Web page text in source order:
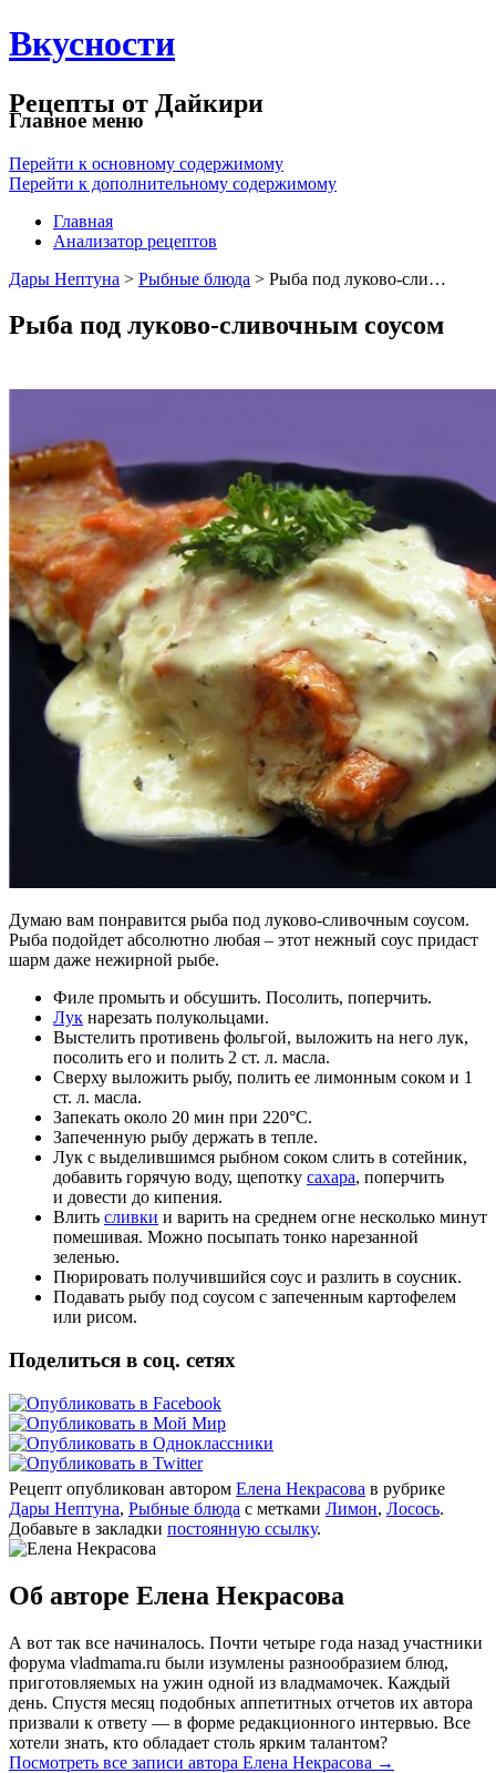
Вкусности
Рецепты от Дайкири
Главное меню
Перейти к основному содержимому
Перейти к дополнительному содержимому
Главная
Анализатор рецептов
Дары Нептуна > Рыбные блюда > Рыба под луково-сли…
Рыба под луково-сливочным соусом
Думаю вам понравится рыба под луково-сливочным соусом.
Рыба подойдет абсолютно любая – этот нежный соус придаст
шарм даже нежирной рыбе.
Филе промыть и обсушить. Посолить, поперчить.
Лук нарезать полукольцами.
Выстелить противень фольгой, выложить на него лук,
посолить его и полить 2 ст. л. масла.
Сверху выложить рыбу, полить ее лимонным соком и 1
ст. л. масла.
Запекать около 20 мин при 220°С.
Запеченную рыбу держать в тепле.
Лук с выделившимся рыбном соком слить в сотейник,
добавить горячую воду, щепотку сахара, поперчить
и довести до кипения.
Влить сливки и варить на среднем огне несколько минут
помешивая. Можно посыпать тонко нарезанной
зеленью.
Пюрировать получившийся соус и разлить в соусник.
Подавать рыбу под соусом с запеченным картофелем
или рисом.
Поделиться в соц. сетях
Рецепт опубликован автором Елена Некрасова в рубрике
Дары Нептуна, Рыбные блюда с метками Лимон, Лосось.
Добавьте в закладки постоянную ссылку.
Об авторе Елена Некрасова
А вот так все начиналось. Почти четыре года назад участники
форума vladmama.ru были изумлены разнообразием блюд,
приготовляемых на ужин одной из владмамочек. Каждый
день. Спустя месяц подобных аппетитных отчетов их автора
призвали к ответу — в форме редакционного интервью. Все
хотели знать, кто обладает столь ярким талантом?
Посмотреть все записи автора Елена Некрасова →